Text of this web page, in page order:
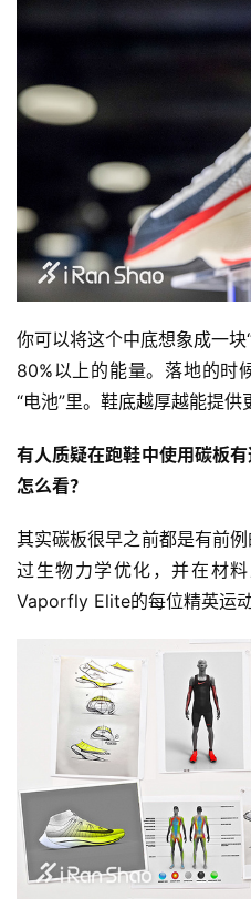
集
你可以将这个中底想象成一
80%以上的能量。落地的时
“电池”里。鞋底越厚越能提供
有人质疑在跑鞋中使用碳板
怎么看？
其实碳板很早之前都是有前
过生物力学优化，并在材
Vaporfly Elite的每位精英运